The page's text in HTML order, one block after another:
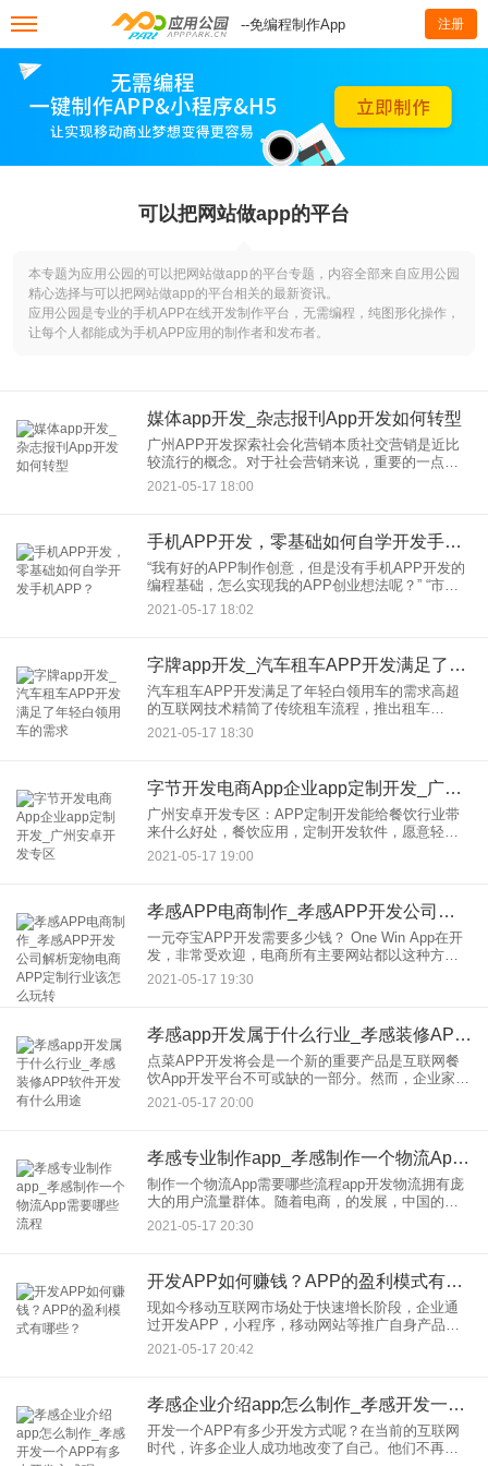
--免编程制作App 注册
可以把网站做app的平台
本专题为应用公园的可以把网站做app的平台专题，内容全部来自应用公园
精心选择与可以把网站做app的平台相关的最新资讯。
应用公园是专业的手机APP在线开发制作平台，无需编程，纯图形化操作，
让每个人都能成为手机APP应用的制作者和发布者。
媒体app开发_杂志报刊App开发如何转型
广州APP开发探索社会化营销本质社交营销是近比
较流行的概念。对于社会营销来说，重要的一点
是，社会营销不是自我激励，不是一个人在玩，也
不是一个领导在设定KPI，分配任务，下属在做社会
2021-05-17 18:00
手机APP开发，零基础如何自学开发手机APP？
“我有好的APP制作创意，但是没有手机APP开发的
编程基础，怎么实现我的APP创业想法呢？” “市面
上的手机APP开发公司良莠不齐，而且报价昂贵，
如何实现低成本的APP开发
2021-05-17 18:02
字牌app开发_汽车租车APP开发满足了年轻白领用车的需求
汽车租车APP开发满足了年轻白领用车的需求高超
的互联网技术精简了传统租车流程，推出租车
APP。教育，教育，教育和教育的年轻白领没有足
够的钱买车。他们需要花费大量的时间来解决广州
2021-05-17 18:30
字节开发电商App企业app定制开发_广州安卓开发专区
广州安卓开发专区：APP定制开发能给餐饮行业带
来什么好处，餐饮应用，定制开发软件，愿意轻松
实现电子菜单、预约排队、点餐、付费点评等功
能。然后商家根据通过后台系统购买的原料成本实
2021-05-17 19:00
孝感APP电商制作_孝感APP开发公司解析宠物电商APP定制行业该怎么玩转
一元夺宝APP开发需要多少钱？ One Win App在开
发，非常受欢迎，电商所有主要网站都以这种方式
进行产品营销和流量曝光。用户也对只需一美元就
能获得高价值商品的模式感兴趣。因此，开发的许
2021-05-17 19:30
孝感app开发属于什么行业_孝感装修APP软件开发有什么用途
点菜APP开发将会是一个新的重要产品是互联网餐
饮App开发平台不可或缺的一部分。然而，企业家族
实际上想拆分这项服务，整合开发订购、支付和共
享应用软件，旨在为用户创造更加方便快捷的新用
2021-05-17 20:00
孝感专业制作app_孝感制作一个物流App需要哪些流程
制作一个物流App需要哪些流程app开发物流拥有庞
大的用户流量群体。随着电商，的发展，中国的物
流业发展迅速。随着网上购物的发展，在企业，从
货运到普通用户，物流快递已经成为用户生活中的
2021-05-17 20:30
开发APP如何赚钱？APP的盈利模式有哪些？
现如今移动互联网市场处于快速增长阶段，企业通
过开发APP，小程序，移动网站等推广自身产品，
无疑是当今移动互联网高效的宣传渠道。其中，通
过APP开发这种低成本的创业模式，也吸引了很多
2021-05-17 20:42
孝感企业介绍app怎么制作_孝感开发一个APP有多少开发方式呢
开发一个APP有多少开发方式呢？在当前的互联网
时代，许多企业人成功地改变了自己。他们不再依